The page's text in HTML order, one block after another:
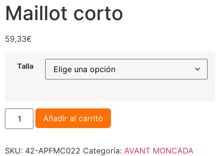
Maillot corto
59,33€
Talla
Añadir al carrito
SKU: 42-APFMC022 Categoría: AVANT MONCADA